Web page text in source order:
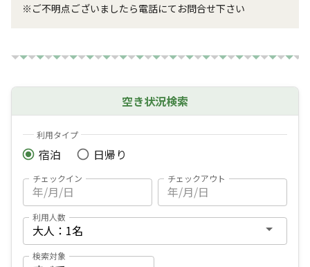
※ご不明点ございましたら電話にてお問合せ下さい
空き状況検索
利用タイプ
宿泊 日帰り
チェックイン チェックアウト
利用人数
検索対象